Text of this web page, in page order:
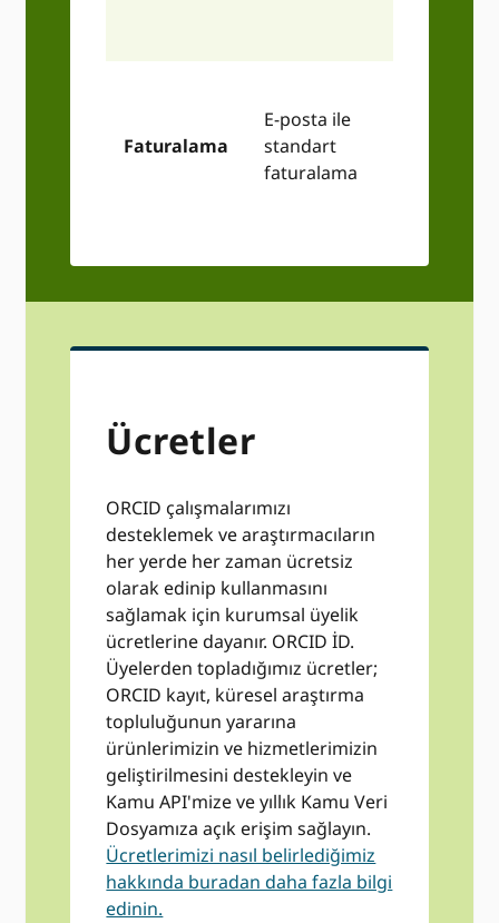
Faturalama
E-posta ile
standart
faturalama
Ücretler
ORCID çalışmalarımızı
desteklemek ve araştırmacıların
her yerde her zaman ücretsiz
olarak edinip kullanmasını
sağlamak için kurumsal üyelik
ücretlerine dayanır. ORCID İD.
Üyelerden topladığımız ücretler;
ORCID kayıt, küresel araştırma
topluluğunun yararına
ürünlerimizin ve hizmetlerimizin
geliştirilmesini destekleyin ve
Kamu API'mize ve yıllık Kamu Veri
Dosyamıza açık erişim sağlayın.
Ücretlerimizi nasıl belirlediğimiz
hakkında buradan daha fazla bilgi
edinin.